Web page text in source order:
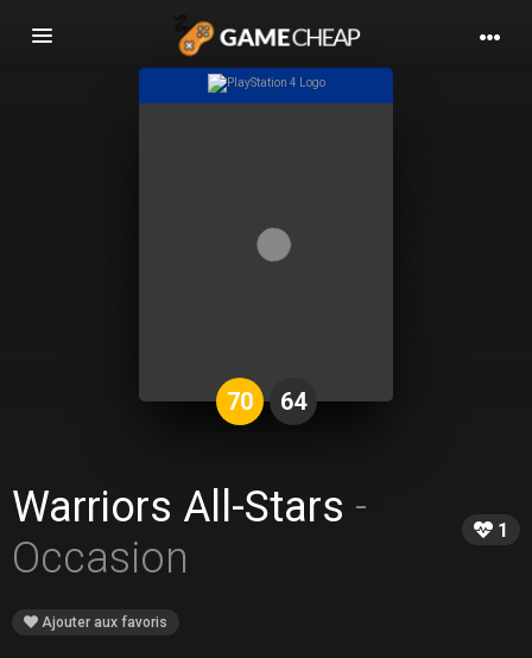
Basculer
70 64
Warriors All-Stars -
Occasion
1
Ajouter aux favoris